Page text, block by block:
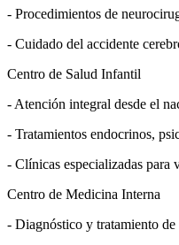
- Procedimientos de
- Cuidado del accidente
Centro de Salud Infantil
- Atención integral desde el
- Tratamientos endocrinos,
- Clínicas especializadas
Centro de Medicina Interna
- Diagnóstico y tratamiento de